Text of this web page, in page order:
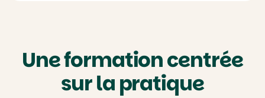
Une formation centrée
sur la pratique